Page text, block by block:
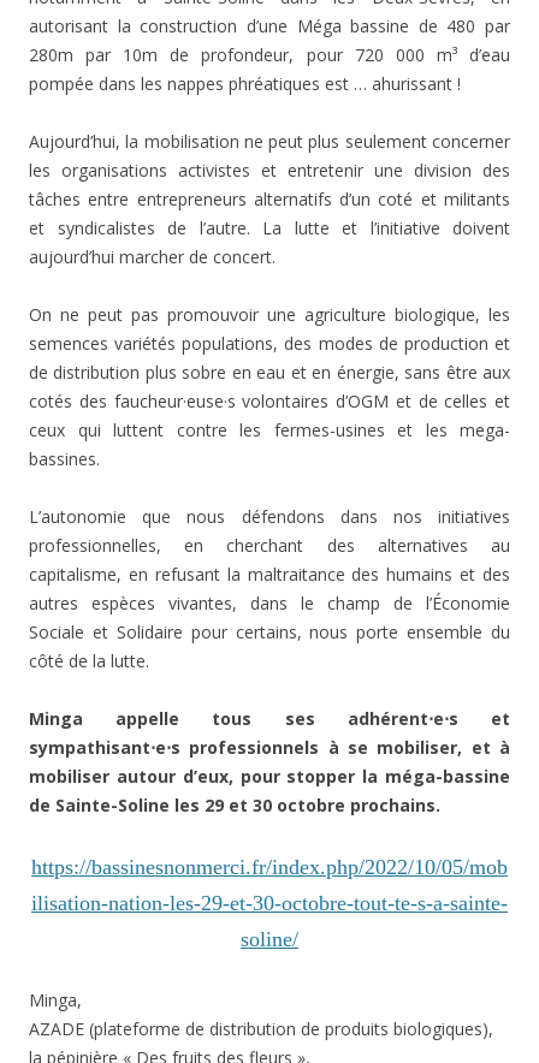
autorisant la construction d’une Méga bassine de 480 par
280m par 10m de profondeur, pour 720 000 m³ d’eau
pompée dans les nappes phréatiques est … ahurissant !
Aujourd’hui, la mobilisation ne peut plus seulement concerner
les organisations activistes et entretenir une division des
tâches entre entrepreneurs alternatifs d’un coté et militants
et syndicalistes de l’autre. La lutte et l’initiative doivent
aujourd’hui marcher de concert.
On ne peut pas promouvoir une agriculture biologique, les
semences variétés populations, des modes de production et
de distribution plus sobre en eau et en énergie, sans être aux
cotés des faucheur·euse·s volontaires d’OGM et de celles et
ceux qui luttent contre les fermes-usines et les mega-
bassines.
L’autonomie que nous défendons dans nos initiatives
professionnelles, en cherchant des alternatives au
capitalisme, en refusant la maltraitance des humains et des
autres espèces vivantes, dans le champ de l’Économie
Sociale et Solidaire pour certains, nous porte ensemble du
côté de la lutte.
Minga appelle tous ses adhérent⋅e⋅s et
sympathisant⋅e⋅s professionnels à se mobiliser, et à
mobiliser autour d’eux, pour stopper la méga-bassine
de Sainte-Soline les 29 et 30 octobre prochains.
https://bassinesnonmerci.fr/index.php/2022/10/05/mob
ilisation-nation-les-29-et-30-octobre-tout-te-s-a-sainte-
soline/
Minga,
AZADE (plateforme de distribution de produits biologiques),
la pépinière « Des fruits des fleurs »,